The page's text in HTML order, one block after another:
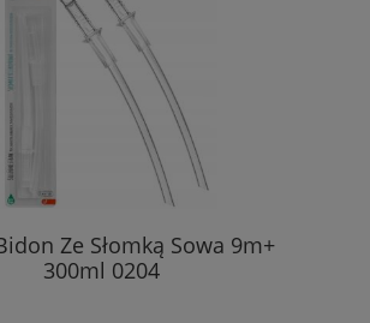
Ze Słomką Sowa 9m+
300ml 0204